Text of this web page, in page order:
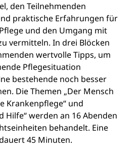
den Teilnehmenden
praktische Erfahrungen für
und den Umgang mit
vermitteln. In drei Blöcken
wertvolle Tipps, um
Pflegesituation
bestehende noch besser
Die Themen „Der Mensch
Krankenpflege“ und
Hilfe“ werden an 16 Abenden
behandelt. Eine
45 Minuten.